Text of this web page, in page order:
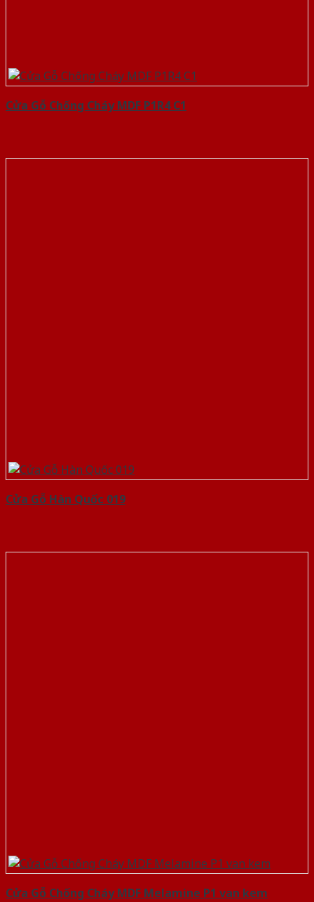
Cửa Gỗ Chống Cháy MDF P1R4 C1
Cửa Gỗ Hàn Quốc 019
Cửa Gỗ Chống Cháy MDF Melamine P1 van kem